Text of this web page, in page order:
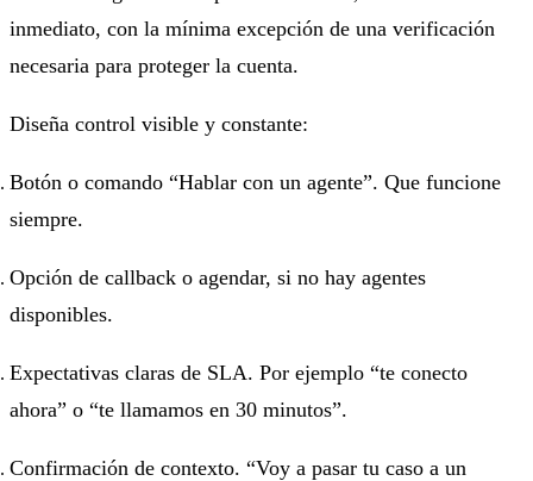
inmediato, con la mínima excepción de una verificación
necesaria para proteger la cuenta.
Diseña control visible y constante:
Botón o comando “Hablar con un agente”. Que funcione
siempre.
Opción de callback o agendar, si no hay agentes
disponibles.
Expectativas claras de SLA. Por ejemplo “te conecto
ahora” o “te llamamos en 30 minutos”.
Confirmación de contexto. “Voy a pasar tu caso a un